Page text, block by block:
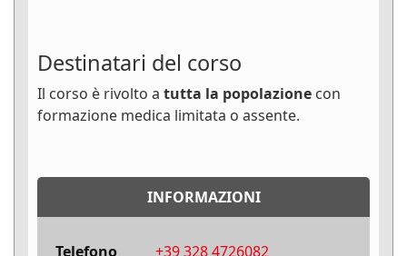
Destinatari del corso
Il corso è rivolto a tutta la popolazione con
formazione medica limitata o assente.
INFORMAZIONI
Telefono
+39 328 4726082